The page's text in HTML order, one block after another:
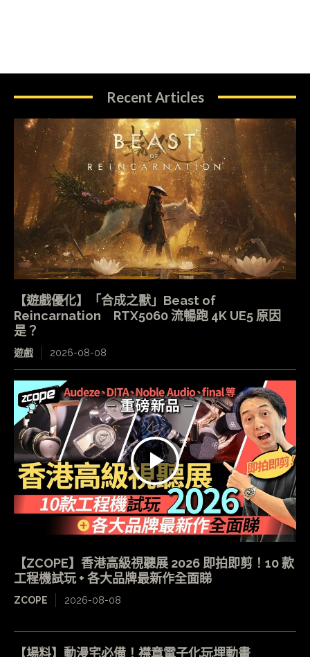
Recent Articles
【遊戲優化】「合成之獸」Beast of
Reincarnation RTX5060 流暢跑 4K UE5 原因
是？
遊戲 2026-08-08
【ZCOPE】香港高級視聽展 2026 即拍即剪！10 款
工程機試玩 + 各大品牌最新作全面睇
ZCOPE 2026-08-08
【場料】動漫宅必備！襟章電子化玩埋動畫